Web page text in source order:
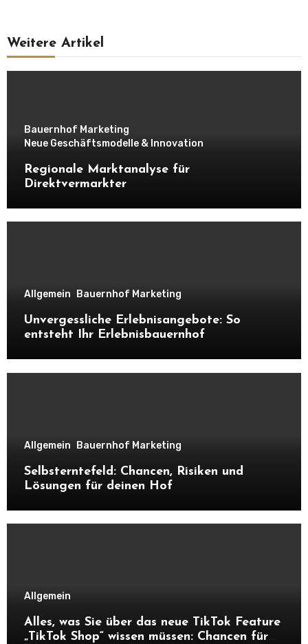
Weitere Artikel
Bauernhof Marketing
Neue Geschäftsmodelle & Innovation
Regionale Marktanalyse für
Direktvermarkter
Allgemein Bauernhof Marketing
Unvergessliche Erlebnisangebote: So
entsteht Ihr Erlebnisbauernhof
Allgemein Bauernhof Marketing
Selbsterntefeld: Chancen, Risiken und
Lösungen für deinen Hof
Allgemein
Alles, was Sie über das neue TikTok Feature
„TikTok Shop“ wissen müssen: Chancen für